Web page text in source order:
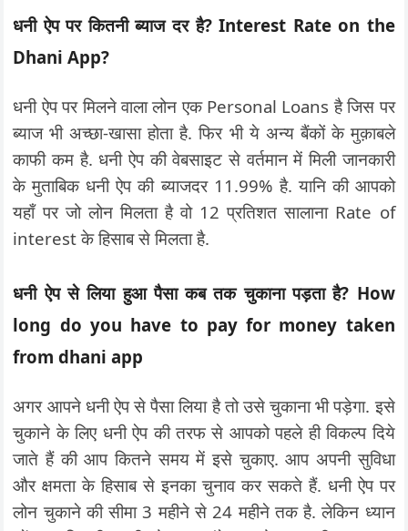
धनी ऐप पर कितनी ब्याज दर है? Interest Rate on the
Dhani App?
धनी ऐप पर मिलने वाला लोन एक Personal Loans है जिस पर
ब्याज भी अच्छा-खासा होता है. फिर भी ये अन्य बैंकों के मुक़ाबले
काफी कम है. धनी ऐप की वेबसाइट से वर्तमान में मिली जानकारी
के मुताबिक धनी ऐप की ब्याजदर 11.99% है. यानि की आपको
यहाँ पर जो लोन मिलता है वो 12 प्रतिशत सालाना Rate of
interest के हिसाब से मिलता है.
धनी ऐप से लिया हुआ पैसा कब तक चुकाना पड़ता है? How
long do you have to pay for money taken
from dhani app
अगर आपने धनी ऐप से पैसा लिया है तो उसे चुकाना भी पड़ेगा. इसे
चुकाने के लिए धनी ऐप की तरफ से आपको पहले ही विकल्प दिये
जाते हैं की आप कितने समय में इसे चुकाए. आप अपनी सुविधा
और क्षमता के हिसाब से इनका चुनाव कर सकते हैं. धनी ऐप पर
लोन चुकाने की सीमा 3 महीने से 24 महीने तक है. लेकिन ध्यान